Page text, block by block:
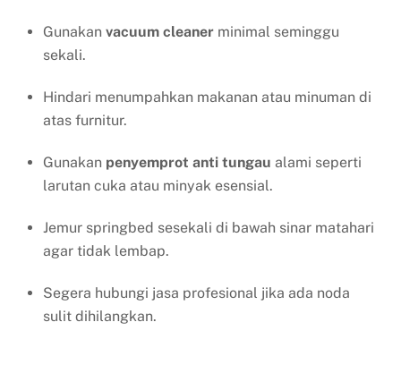
Gunakan vacuum cleaner minimal seminggu
sekali.
Hindari menumpahkan makanan atau minuman di
atas furnitur.
Gunakan penyemprot anti tungau alami seperti
larutan cuka atau minyak esensial.
Jemur springbed sesekali di bawah sinar matahari
agar tidak lembap.
Segera hubungi jasa profesional jika ada noda
sulit dihilangkan.